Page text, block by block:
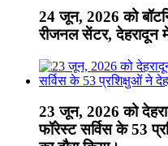
24 जून, 2026 को
रीजनल सेंटर, देहरादून
23 जून, 2026 को
फॉरेस्ट सर्विस के 53